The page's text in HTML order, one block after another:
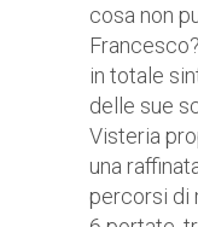
cosa non
in totale
delle sue
Visteria
una
percorsi di